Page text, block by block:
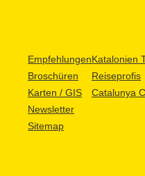
Empfehlungen
Broschüren
Karten / GIS
Newsletter
Sitemap
Katalonien
Reiseprofis
Catalunya